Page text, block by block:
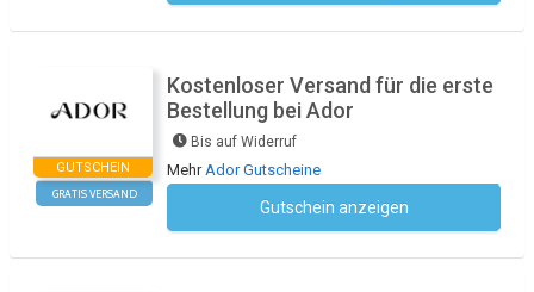
GUTSCHEIN
GRATIS VERSAND
Kostenloser Versand für die erste
Bestellung bei Ador
Bis auf Widerruf
MehrAdor Gutscheine
Gutschein anzeigen